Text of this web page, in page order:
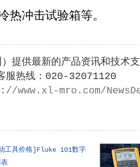
热冲击试验箱等。
提供最新的产品资讯和技术
服热线：020-32071120
www.xl-mro.com/
工具价格]Fluke 101数字